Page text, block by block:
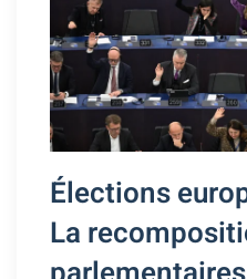
Élections
La